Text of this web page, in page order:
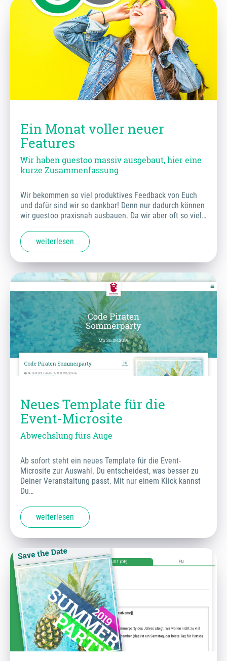
Ein Monat voller neuer
Features
Wir haben guestoo massiv ausgebaut, hier eine
kurze Zusammenfassung
Wir bekommen so viel produktives Feedback von Euch
und dafür sind wir so dankbar! Denn nur dadurch können
wir guestoo praxisnah ausbauen. Da wir aber oft so viel…
weiterlesen
Neues Template für die
Event-Microsite
Abwechslung fürs Auge
Ab sofort steht ein neues Template für die Event-
Microsite zur Auswahl. Du entscheidest, was besser zu
Deiner Veranstaltung passt. Mit nur einem Klick kannst
Du…
weiterlesen